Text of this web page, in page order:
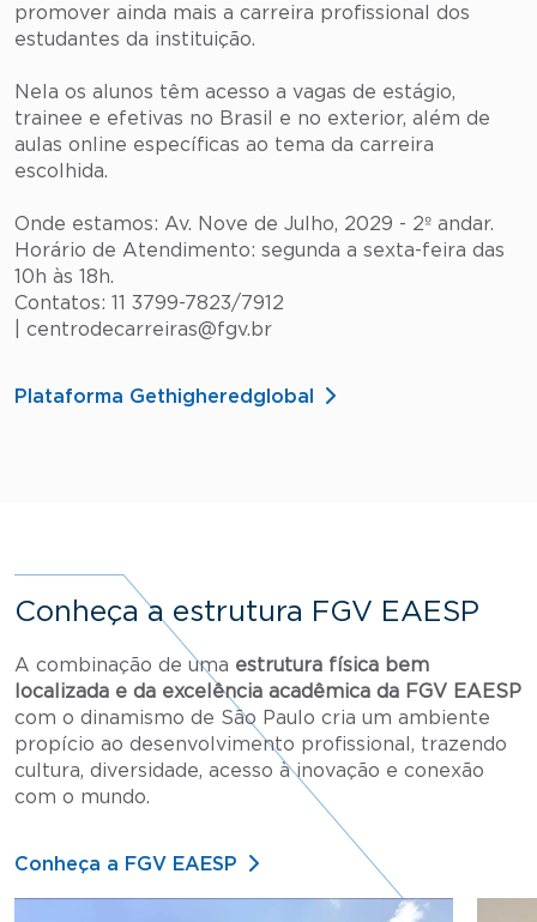
promover ainda mais a carreira profissional dos
estudantes da instituição.
Nela os alunos têm acesso a vagas de estágio,
trainee e efetivas no Brasil e no exterior, além de
aulas online específicas ao tema da carreira
escolhida.
Onde estamos: Av. Nove de Julho, 2029 - 2º andar.
Horário de Atendimento: segunda a sexta-feira das
10h às 18h.
Contatos: 11 3799-7823/7912
| centrodecarreiras@fgv.br
Plataforma Gethigheredglobal
Conheça a estrutura FGV EAESP
A combinação de uma estrutura física bem
localizada e da excelência acadêmica da FGV EAESP
com o dinamismo de São Paulo cria um ambiente
propício ao desenvolvimento profissional, trazendo
cultura, diversidade, acesso à inovação e conexão
com o mundo.
Conheça a FGV EAESP